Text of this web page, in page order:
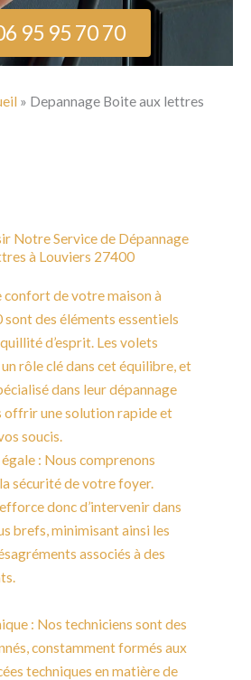
95 95 70 70
» Depannage Boite aux lettres
Notre Service de Dépannage
à Louviers 27400
confort de votre maison à
des éléments essentiels
d’esprit. Les volets
rôle clé dans cet équilibre, et
dans leur dépannage
offrir une solution rapide et
soucis.
: Nous comprenons
la sécurité de votre foyer.
donc d’intervenir dans
brefs, minimisant ainsi les
associés à des
: Nos techniciens sont des
constamment formés aux
techniques en matière de